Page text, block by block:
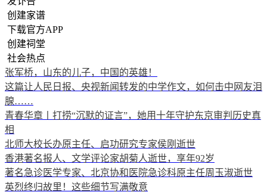
创建家谱
下载官方APP
创建祠堂
社会热点
张军桥，山东的儿子，中国的英雄！
这篇让人民日报、央视新闻转发的中学作文，如何击中网友泪
腺……
青春华章丨打捞“沉默的证言”，她用十年守护东京审判历史真
相
北师大校长办原主任、启功研究专家侯刚逝世
香港著名报人、文学评论家胡菊人逝世，享年92岁
著名急诊医学专家、北京协和医院急诊科原主任周玉淑逝世
英烈终归故里！这些细节写满敬意